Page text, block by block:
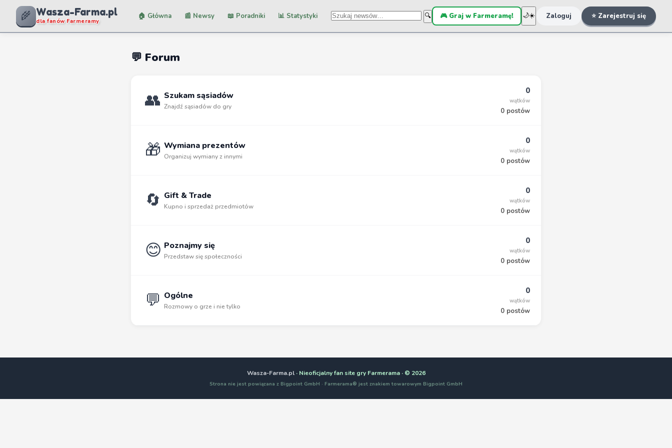
🌾 Wasza-Farma.pl
dla fanów Farmeramy
🏠 Główna 📰 Newsy 📖 Poradniki 📊 Statystyki 🔍 🎮 Graj w Farmeramę! 🌙☀️ Zaloguj ⭐ Zarejestruj się
💬 Forum
👥 Szukam sąsiadów
Znajdź sąsiadów do gry
0
wątków
0 postów
🎁 Wymiana prezentów
Organizuj wymiany z innymi
0
wątków
0 postów
🔄 Gift & Trade
Kupno i sprzedaż przedmiotów
0
wątków
0 postów
😊 Poznajmy się
Przedstaw się społeczności
0
wątków
0 postów
💬 Ogólne
Rozmowy o grze i nie tylko
0
wątków
0 postów
Wasza-Farma.pl· Nieoficjalny fan site gry Farmerama · © 2026
Strona nie jest powiązana z Bigpoint GmbH · Farmerama® jest znakiem towarowym Bigpoint GmbH